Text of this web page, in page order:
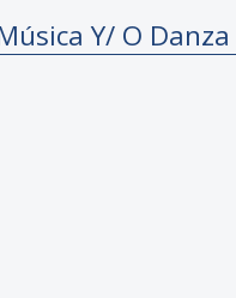
Y/ O Danza